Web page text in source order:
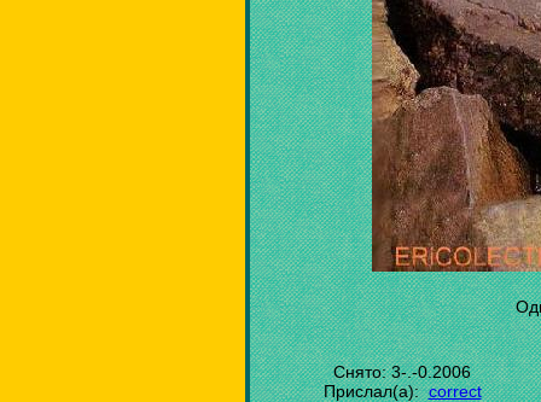
Снято: 3-.-0.2006
Прислал(а):correct